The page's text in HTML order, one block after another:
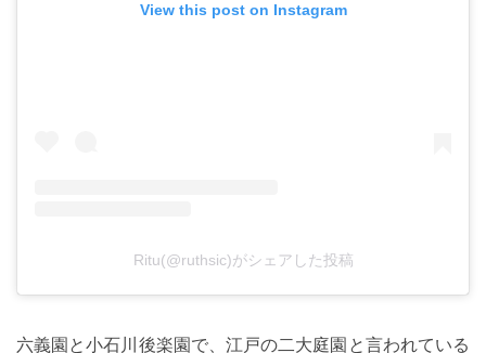
View this post on Instagram
Ritu(@ruthsic)がシェアした投稿
六義園と小石川後楽園で、江戸の二大庭園と言われている